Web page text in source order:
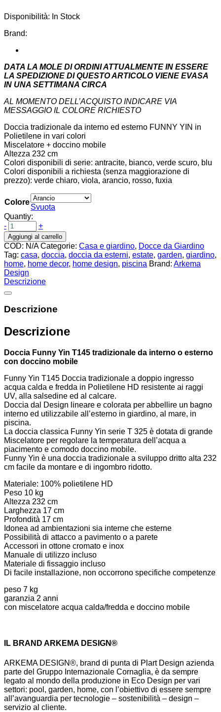
da
Disponibilità: In Stock
Brand:
DATA LA MOLE DI ORDINI ATTUALMENTE IN ESSERE
LA SPEDIZIONE DI QUESTO ARTICOLO VIENE EVASA
IN UNA SETTIMANA CIRCA
AL MOMENTO DELL’ACQUISTO INDICARE VIA
MESSAGGIO IL COLORE RICHIESTO
Doccia tradizionale da interno ed esterno FUNNY YIN in
Polietilene in vari colori
Miscelatore + doccino mobile
Altezza 232 cm
Colori disponibili di serie: antracite, bianco, verde scuro, blu
Colori disponibili a richiesta (senza maggiorazione di
prezzo): verde chiaro, viola, arancio, rosso, fuxia
Colore
Svuota
Quantiy:
-
+
Aggiungi al carrello
COD: N/A Categorie: Casa e giardino, Docce da Giardino
Tag: casa, doccia, doccia da esterni, estate, garden, giardino,
home, home decor, home design, piscina Brand: Arkema
Design
Descrizione
Descrizione
Descrizione
Doccia Funny Yin T145 tradizionale da interno o esterno
con doccino mobile
Funny Yin T145 Doccia tradizionale a doppio ingresso
acqua calda e fredda in Polietilene HD resistente ai raggi
UV, alla salsedine ed al calcare.
Doccia dal Design lineare e colorata per abbellire un bagno
interno ed utilizzabile all’esterno in giardino, al mare, in
piscina.
La doccia classica Funny Yin serie T 325 è dotata di grande
Miscelatore per regolare la temperatura dell’acqua a
piacimento e comodo doccino mobile.
Funny Yin è una doccia tradizionale a sviluppo dritto alta 232
cm facile da montare e di ingombro ridotto.
Materiale: 100% polietilene HD
Peso 10 kg
Altezza 232 cm
Larghezza 17 cm
Profondità 17 cm
Idonea ad ambientazioni sia interne che esterne
Possibilità di attacco a pavimento o a parete
Accessori in ottone cromato e inox
Manuale di utilizzo incluso
Materiale di fissaggio incluso
Di facile installazione, non occorrono specifiche competenze
peso 7 kg
garanzia 2 anni
con miscelatore acqua calda/fredda e doccino mobile
IL BRAND ARKEMA DESIGN®
ARKEMA DESIGN®, brand di punta di Plart Design azienda
parte del Gruppo Internazionale Cornaglia, è da sempre
legato al mondo della produzione in Eco Design per vari
settori: pool, garden, home, con l’obiettivo di essere sempre
all’avanguardia per tecnologie – sostenibilità – design –
servizio al cliente.